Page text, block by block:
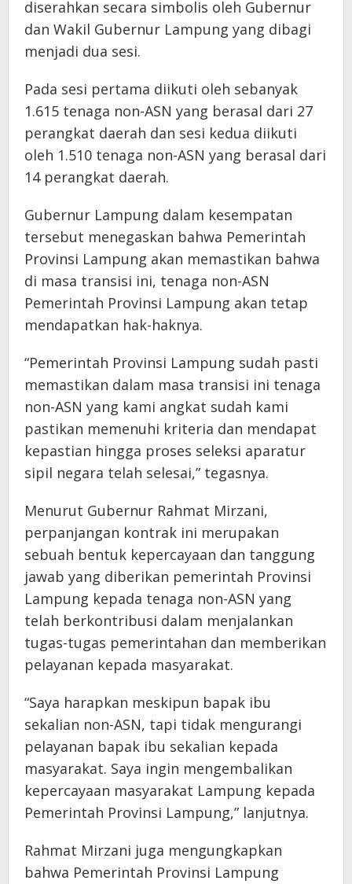
diserahkan secara simbolis oleh Gubernur
dan Wakil Gubernur Lampung yang dibagi
menjadi dua sesi.
Pada sesi pertama diikuti oleh sebanyak
1.615 tenaga non-ASN yang berasal dari 27
perangkat daerah dan sesi kedua diikuti
oleh 1.510 tenaga non-ASN yang berasal dari
14 perangkat daerah.
Gubernur Lampung dalam kesempatan
tersebut menegaskan bahwa Pemerintah
Provinsi Lampung akan memastikan bahwa
di masa transisi ini, tenaga non-ASN
Pemerintah Provinsi Lampung akan tetap
mendapatkan hak-haknya.
“Pemerintah Provinsi Lampung sudah pasti
memastikan dalam masa transisi ini tenaga
non-ASN yang kami angkat sudah kami
pastikan memenuhi kriteria dan mendapat
kepastian hingga proses seleksi aparatur
sipil negara telah selesai,” tegasnya.
Menurut Gubernur Rahmat Mirzani,
perpanjangan kontrak ini merupakan
sebuah bentuk kepercayaan dan tanggung
jawab yang diberikan pemerintah Provinsi
Lampung kepada tenaga non-ASN yang
telah berkontribusi dalam menjalankan
tugas-tugas pemerintahan dan memberikan
pelayanan kepada masyarakat.
“Saya harapkan meskipun bapak ibu
sekalian non-ASN, tapi tidak mengurangi
pelayanan bapak ibu sekalian kepada
masyarakat. Saya ingin mengembalikan
kepercayaan masyarakat Lampung kepada
Pemerintah Provinsi Lampung,” lanjutnya.
Rahmat Mirzani juga mengungkapkan
bahwa Pemerintah Provinsi Lampung